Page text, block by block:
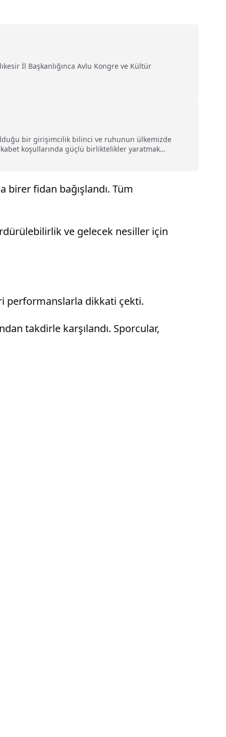
İl Başkanlığınca Avlu Kongre ve Kültür
bir girişimcilik bilinci ve ruhunun ülkemizde
koşullarında güçlü birliktelikler yaratmak
birer fidan bağışlandı. Tüm
ve gelecek nesiller için
performanslarla dikkati çekti.
takdirle karşılandı. Sporcular,